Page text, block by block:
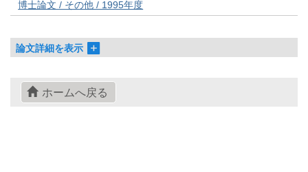
博士論文 / その他 / 1995年度
論文詳細を表示
ホームへ戻る